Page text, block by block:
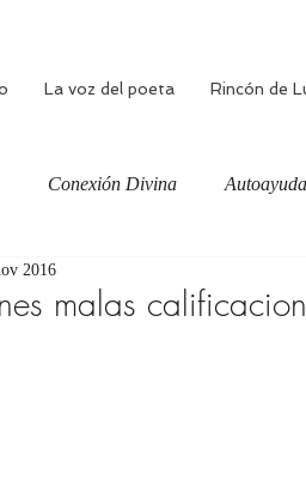
La voz del poeta Rincón de
Conexión Divina Autoayuda
consciente
malas
2016